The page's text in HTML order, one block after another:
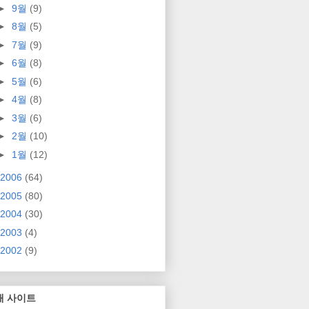
9월 (9)
8월 (5)
7월 (9)
6월 (8)
5월 (6)
4월 (8)
3월 (6)
2월 (10)
1월 (12)
2006 (64)
2005 (80)
2004 (30)
2003 (4)
2002 (9)
사이트